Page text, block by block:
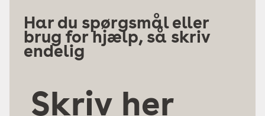
Har du spørgsmål eller
brug for hjælp, så skriv
endelig
her